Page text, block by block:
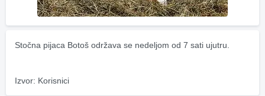
Stočna pijaca Botoš održava se nedeljom od 7 sati ujutru.
Izvor: Korisnici